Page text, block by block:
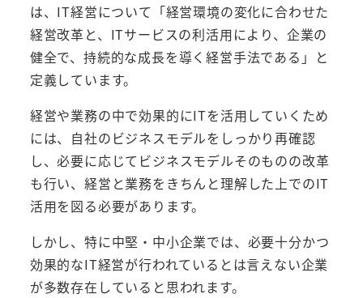
は、IT経営について「経営環境の変化に合わせた
経営改革と、ITサービスの利活用により、企業の
健全で、持続的な成長を導く経営手法である」と
定義しています。
経営や業務の中で効果的にITを活用していくため
には、自社のビジネスモデルをしっかり再確認
し、必要に応じてビジネスモデルそのものの改革
も行い、経営と業務をきちんと理解した上でのIT
活用を図る必要があります。
しかし、特に中堅・中小企業では、必要十分かつ
効果的なIT経営が行われているとは言えない企業
が多数存在していると思われます。